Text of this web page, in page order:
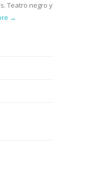
Teatro negro y
→